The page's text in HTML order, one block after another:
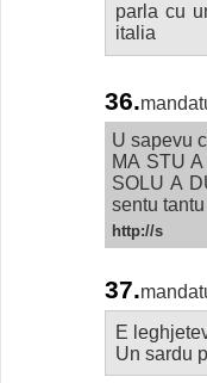
parla cu
italia
36.
U sapevu
MA STU
SOLU A
sentu
http://s
37.
E
Un sardu